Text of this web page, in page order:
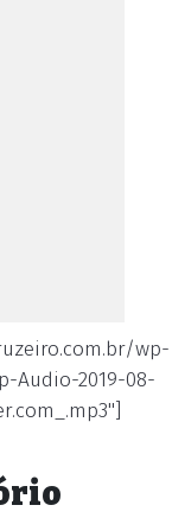
wp-
Audio-2019-08-